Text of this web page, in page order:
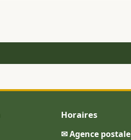
Horaires
✉ Agence postale